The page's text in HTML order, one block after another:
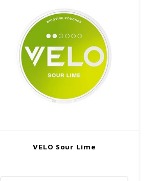
VELO Sour Lime